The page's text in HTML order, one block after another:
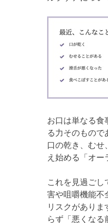
お口は単なる食
る力そのもの
口の乾き、むせ
え始める「オー
これを見過ごし
害や咀嚼機能不
リスクがあり
らず「悪くなる